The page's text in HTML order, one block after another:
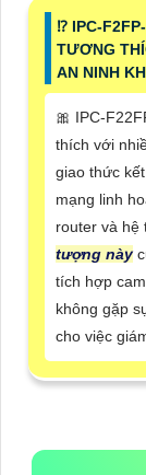
⁉️ IPC-
TƯƠNG
AN NINH
🎀 IPC-
thích với
giao thức
mạng linh
router và
tượng này
tích hợp
không gặp
cho việc